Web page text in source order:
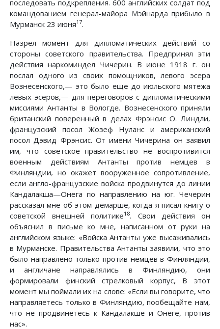
последовать подкрепления. 600 английских солдат под
командованием генерал-майора Мэйнарда прибыло в
Мурманск 23 июня17.
Назрел момент для дипломатических действий со
стороны советского правительства. Предпринял эти
действия наркоминдел Чичерин. В июне 1918 г. он
послал одного из своих помощников, левого эсера
Вознесенского,— это было еще до июльского мятежа
левых эсеров,— для переговоров с дипломатическими
миссиями Антанты в Вологде. Вознесенского приняли
британский поверенный в делах Фрэнсис О. Линдли,
французский посол Жозеф Нуланс и американский
посол Дэвид Фрэнсис. От имени Чичерина он заявил
им, что советское правительство не воспротивится
военным действиям Антанты против немцев в
Финляндии, но окажет вооруженное сопротивление,
если англо-французские войска продвинутся до линии
Кандалакша—Онега по направлению на юг. Чечерин
рассказал мне об этом демарше, когда я писал книгу о
советской внешней политике18. Свои действия он
объяснил в письме ко мне, написанном от руки на
английском языке: «Войска Антанты уже высаживались
в Мурманске. Правительства Антанты заявили, что это
было направлено только против немцев в Финляндии,
и англичане направлялись в Финляндию, они
формировали финский стрелковый корпус, В этот
момент мы поймали их на слове: «Если вы говорите, что
направляетесь только в Финляндию, пообещайте нам,
что не продвинетесь к Кандалакше и Онеге, против
нас».